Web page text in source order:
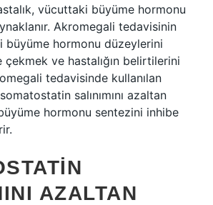
vücuttaki büyüme hormonu
Akromegali tedavisinin
büyüme hormonu düzeylerini
ve hastalığın belirtilerini
tedavisinde kullanılan
salınımını azaltan
hormonu sentezini inhibe
AZALTAN